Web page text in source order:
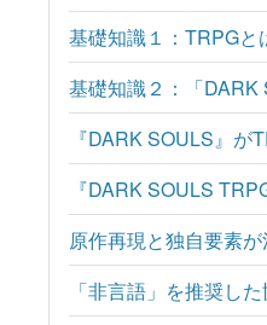
基礎知識１：TRPGと
基礎知識２：「DARK
『DARK SOULS』が
『DARK SOULS
原作再現と独自要素
「非言語」を推奨し